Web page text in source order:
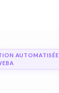
AUTOMATISÉE